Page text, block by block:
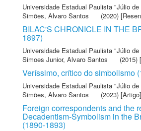
Universidade Estadual Paulista "Júlio
Simões, Alvaro Santos
(2020)
BILAC'S CHRONICLE IN THE
1897)
Universidade Estadual Paulista "Júlio
Simoes Junior, Alvaro Santos
(2015)
Veríssimo, crítico do simbolismo
Universidade Estadual Paulista "Júlio
Simões, Alvaro Santos
(2023) [Artigo]
Foreign correspondents and the
Decadentism-Symbolism in the
(1890-1893)